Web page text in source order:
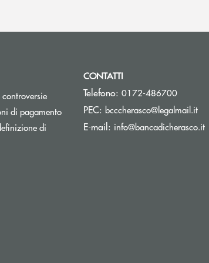
di pagamentoApre una nuova finestra
di
CONTATTI
Telefono: 0172-486700
PEC: bcccherasco@legalmail.it(si
E-mail: info@bancadicherasco.it